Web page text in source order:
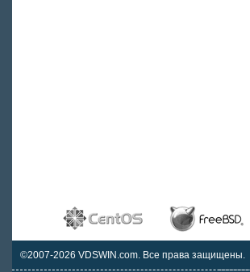
©2007-2026 VDSWIN.com. Все права защищены.